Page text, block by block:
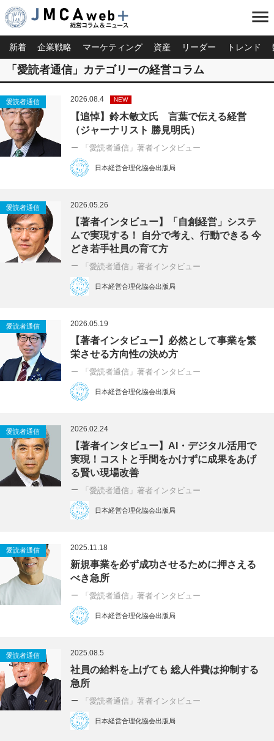
menu
新着 企業戦略 マーケティング 資産 リーダー トレンド
「愛読者通信」カテゴリーの経営コラム
愛読者通信 2026.08.4 NEW
【追悼】鈴木敏文氏 言葉で伝える経営
（ジャーナリスト 勝見明氏）
「愛読者通信」著者インタビュー
日本経営合理化協会出版局
愛読者通信 2026.05.26
【著者インタビュー】「自創経営」システ
ムで実現する！ 自分で考え、行動できる 今
どき若手社員の育て方
「愛読者通信」著者インタビュー
日本経営合理化協会出版局
愛読者通信 2026.05.19
【著者インタビュー】必然として事業を繁
栄させる方向性の決め方
「愛読者通信」著者インタビュー
日本経営合理化協会出版局
愛読者通信 2026.02.24
【著者インタビュー】AI・デジタル活用で
実現！コストと手間をかけずに成果をあげ
る賢い現場改善
「愛読者通信」著者インタビュー
日本経営合理化協会出版局
愛読者通信 2025.11.18
新規事業を必ず成功させるために押さえる
べき急所
「愛読者通信」著者インタビュー
日本経営合理化協会出版局
愛読者通信 2025.08.5
社員の給料を上げても 総人件費は抑制する
急所
「愛読者通信」著者インタビュー
日本経営合理化協会出版局